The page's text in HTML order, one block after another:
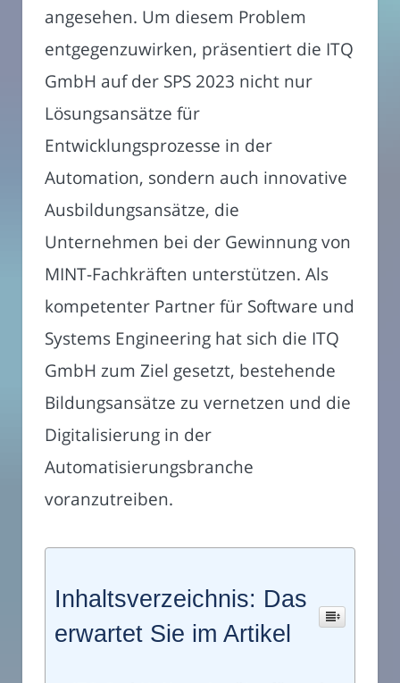
angesehen. Um diesem Problem
entgegenzuwirken, präsentiert die ITQ
GmbH auf der SPS 2023 nicht nur
Lösungsansätze für
Entwicklungsprozesse in der
Automation, sondern auch innovative
Ausbildungsansätze, die
Unternehmen bei der Gewinnung von
MINT-Fachkräften unterstützen. Als
kompetenter Partner für Software und
Systems Engineering hat sich die ITQ
GmbH zum Ziel gesetzt, bestehende
Bildungsansätze zu vernetzen und die
Digitalisierung in der
Automatisierungsbranche
voranzutreiben.
Inhaltsverzeichnis: Das
erwartet Sie im Artikel